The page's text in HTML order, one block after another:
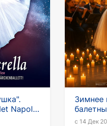
Napoli
Зимнее
при
с 14 Дек